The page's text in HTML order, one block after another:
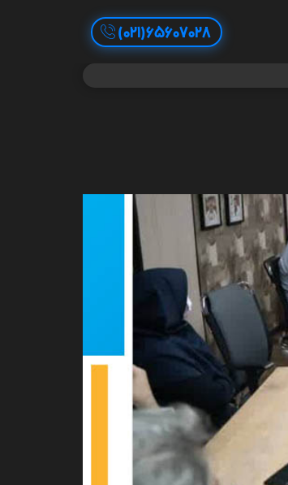
65607028(021)